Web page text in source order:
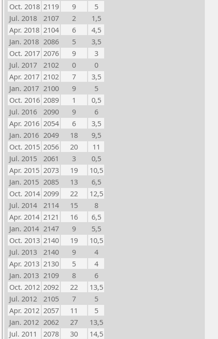
Oct. 2018 2119 9
5
Jul. 2018
2107 2
1,5
Apr. 2018 2104 6
4,5
Jan. 2018 2086 5
3,5
Oct. 2017 2076 9
3
Jul. 2017
2102 0
0
Apr. 2017 2102 7
3,5
Jan. 2017 2100 9
5
Oct. 2016 2089 1
0,5
Jul. 2016
2090 9
6
Apr. 2016 2054 6
3,5
Jan. 2016 2049 18
9,5
Oct. 2015 2056 20
11
Jul. 2015
2061 3
0,5
Apr. 2015 2073 19
10,5
Jan. 2015 2085 13
6,5
Oct. 2014 2099 22
12,5
Jul. 2014
2114 15
8
Apr. 2014 2121 16
6,5
Jan. 2014 2147 9
5,5
Oct. 2013 2140 19
10,5
Jul. 2013
2140 9
4
Apr. 2013 2130 5
4
Jan. 2013 2109 8
6
Oct. 2012 2092 22
13,5
Jul. 2012
2105 7
5
Apr. 2012 2057 11
5
Jan. 2012 2062 27
13,5
Jul. 2011
2078 30
14,5